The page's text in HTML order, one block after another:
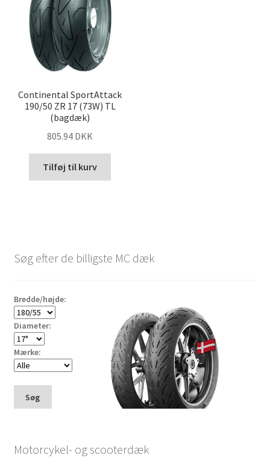
Continental SportAttack
190/50 ZR 17 (73W) TL
(bagdæk)
805.94 DKK
Tilføj til kurv
Søg efter de billigste MC dæk
Bredde/højde:
Diameter:
Mærke:
Søg
Motorcykel- og scooterdæk